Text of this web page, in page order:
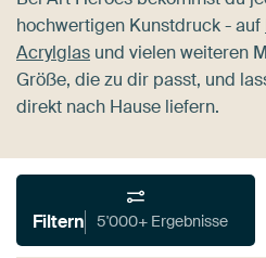
hochwertigen Kunstdruck - auf
Acrylglas und vielen weiteren
Größe, die zu dir passt, und
direkt nach Hause liefern.
Filtern 5'000+ Ergebnisse